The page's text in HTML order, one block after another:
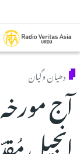
دھیان وگیان